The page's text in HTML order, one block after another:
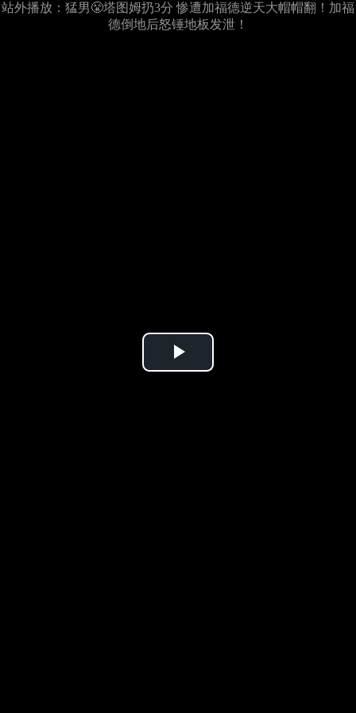
站外播放：猛男😤塔图姆扔3分 惨遭加福德逆天大帽帽翻！加福
德倒地后怒锤地板发泄！